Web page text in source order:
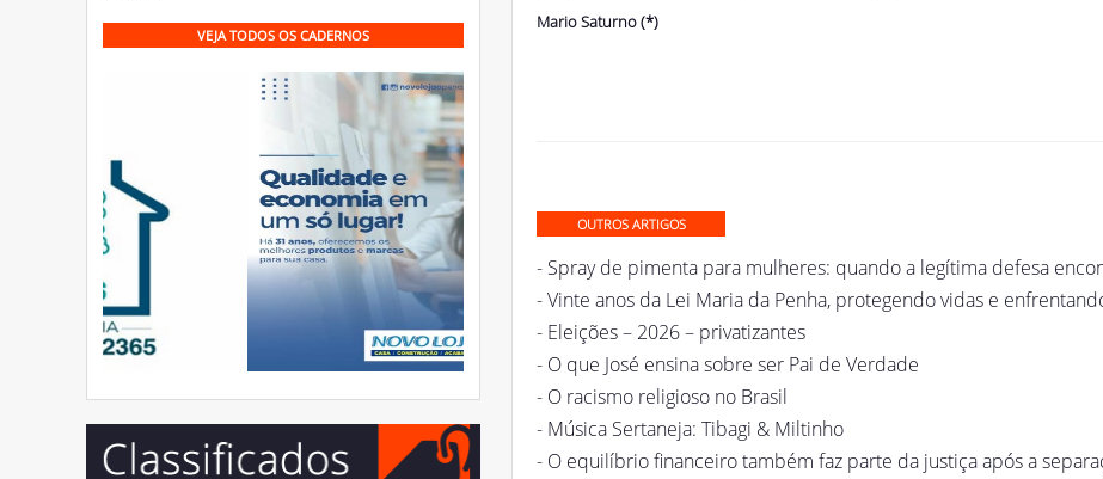
VEJA TODOS OS CADERNOS
Mario Saturno (*)
OUTROS ARTIGOS
- Spray de pimenta para mulheres: quando a legítima defesa
- Vinte anos da Lei Maria da Penha, protegendo vidas e
- Eleições – 2026 – privatizantes
- O que José ensina sobre ser Pai de Verdade
- O racismo religioso no Brasil
- Música Sertaneja: Tibagi & Miltinho
- O equilíbrio financeiro também faz parte da justiça após a